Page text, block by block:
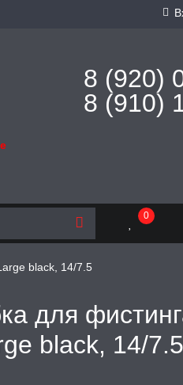
8 (920)
8 (910)
0
black, 14/7.5
для
black, 14/7.5